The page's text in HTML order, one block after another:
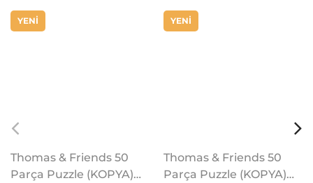
YENİ
Thomas & Friends 50
Parça Puzzle (KOPYA)
YENİ
Thomas & Friends 50
Parça Puzzle (KOPYA)